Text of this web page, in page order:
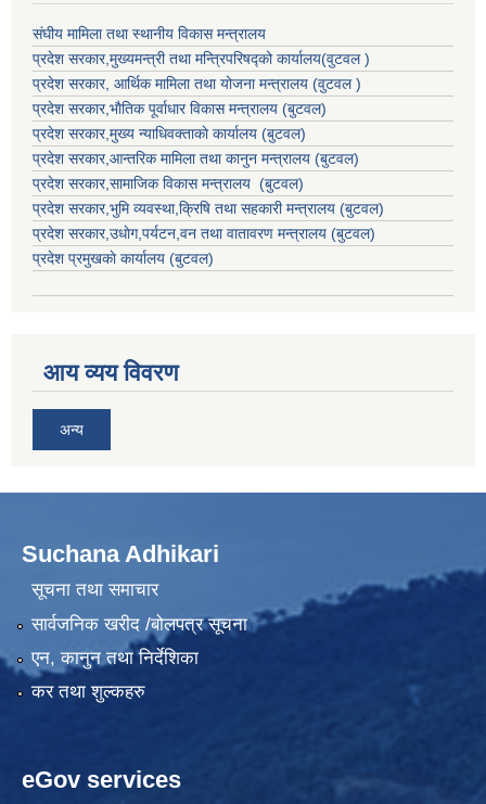
संघीय मामिला तथा स्थानीय विकास मन्त्रालय
प्रदेश सरकार,मुख्यमन्त्री तथा मन्त्रिपरिषद्को कार्यालय(वुटवल )
प्रदेश सरकार, आर्थिक मामिला तथा योजना मन्त्रालय (वुटवल )
प्रदेश सरकार,भाैतिक पूर्वाधार विकास मन्त्रालय (बुटवल)
प्रदेश सरकार,मुख्य न्याधिवक्ताकाे कार्यालय (बुटवल)
प्रदेश सरकार,आन्तरिक मामिला तथा कानुन मन्त्रालय (बुटवल)
प्रदेश सरकार,सामाजिक विकास मन्त्रालय (बुटवल)
प्रदेश सरकार,भुमि व्यवस्था,क्रिषि तथा सहकारी मन्त्रालय (बुटवल)
प्रदेश सरकार,उधाेग,पर्यटन,वन तथा वातावरण मन्त्रालय (बुटवल)
प्रदेश प्रमुखकाे कार्यालय (बुटवल)
आय व्यय विवरण
अन्य
Suchana Adhikari
सूचना तथा समाचार
सार्वजनिक खरीद /बोलपत्र सूचना
एन, कानुन तथा निर्देशिका
कर तथा शुल्कहरु
eGov services